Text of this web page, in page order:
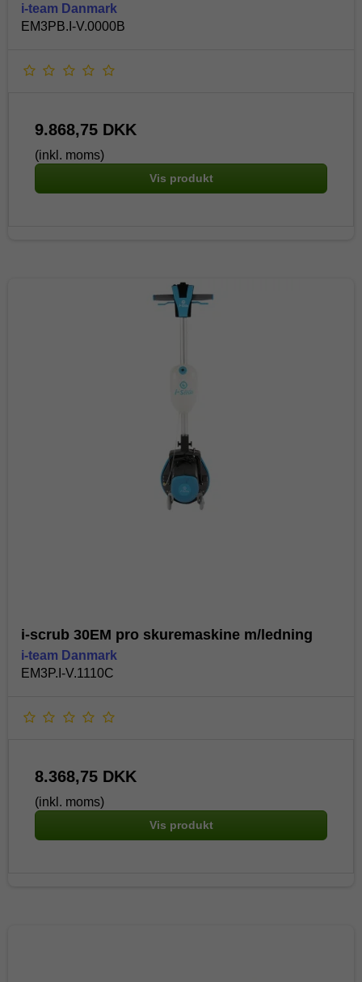
i-team Danmark
EM3PB.I-V.0000B
9.868,75 DKK
(inkl. moms)
Vis produkt
i-scrub 30EM pro skuremaskine m/ledning
i-team Danmark
EM3P.I-V.1110C
8.368,75 DKK
(inkl. moms)
Vis produkt